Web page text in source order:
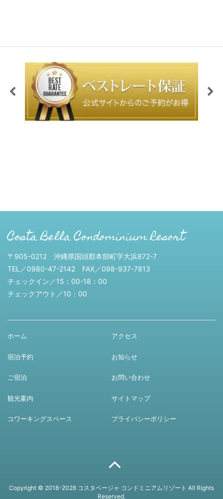
Costa Bella Condominium Resort
〒905-0212 沖縄県国頭郡本部町字大浜872-7
TEL／0980-47-2142 FAX／098-937-7813‬‬
チェックイン／15：00-18：00
チェックアウト／10：00
ホーム
宿泊予約
ご宿泊
観光案内
コワーキングスペース
アクセス
お知らせ
お問い合わせ
サイトマップ
プライバシーポリシー
Copyright © 2018-2026 コスタベージャ コンドミニアムリゾート All Rights
Reserved.